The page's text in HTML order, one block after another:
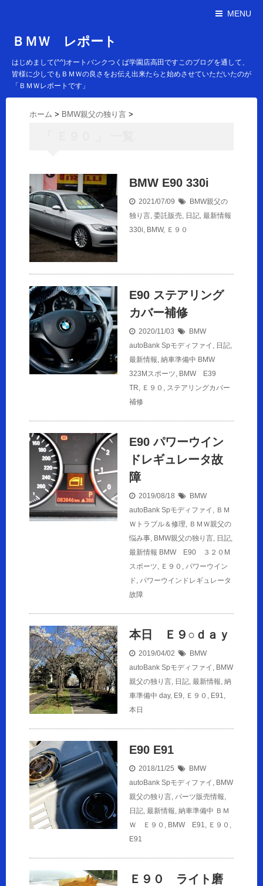
MENU
ＢＭＷ レポート
はじめまして(^^)オートバンクつくば学園店高田ですこのブログを通して、
皆様に少しでもＢＭＷの良さをお伝え出来たらと始めさせていただいたのが
「ＢＭＷレポートです」
ホーム > BMW親父の独り言 >
BMW E90 330i
2021/07/09
BMW親父の
独り言, 委託販売, 日記, 最新情報
330i, BMW, Ｅ９０
E90 ステアリング
カバー補修
2020/11/03
BMW
autoBank Spモディファイ , 日記,
最新情報, 納車準備中 BMW
323Mスポーツ, BMW E39
TR, Ｅ９０ , ステアリングカバー
補修
E90 パワーウイン
ドレギュレータ故
障
2019/08/18
BMW
autoBank Spモディファイ , ＢＭ
Ｗトラブル＆修理, ＢＭＷ親父の
悩み事, BMW親父の独り言, 日記,
最新情報 BMW E90 ３２０M
スポーツ, Ｅ９０ , パワーウイン
ド, パワーウインドレギュレータ
故障
本日 Ｅ９○ｄａｙ
2019/04/02
BMW
autoBank Spモディファイ , BMW
親父の独り言, 日記, 最新情報, 納
車準備中 day, E9, Ｅ９０ , E91,
本日
E90 E91
2018/11/25
BMW
autoBank Spモディファイ , BMW
親父の独り言, パーツ販売情報,
日記, 最新情報, 納車準備中 ＢＭ
Ｗ Ｅ９０ , BMW E91, Ｅ９０ ,
E91
Ｅ９０ ライト磨